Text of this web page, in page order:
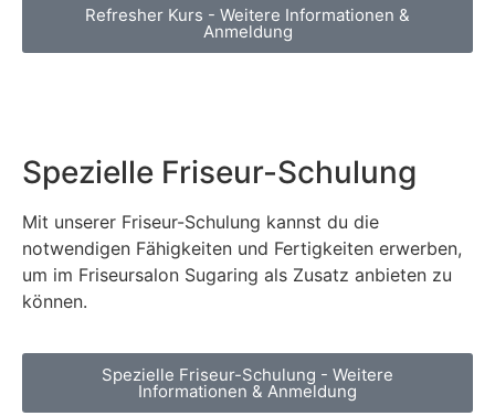
Refresher Kurs - Weitere Informationen &
Anmeldung
Spezielle Friseur-Schulung
Mit unserer Friseur-Schulung kannst du die
notwendigen Fähigkeiten und Fertigkeiten erwerben,
um im Friseursalon Sugaring als Zusatz anbieten zu
können.
Spezielle Friseur-Schulung - Weitere
Informationen & Anmeldung